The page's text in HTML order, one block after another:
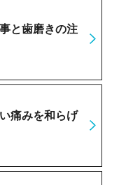
と歯磨きの注
痛みを和らげ